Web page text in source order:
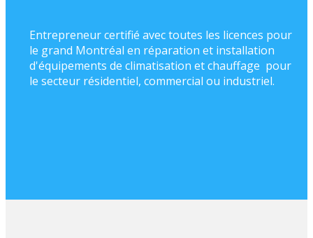
Entrepreneur certifié avec toutes les licences pour
le grand Montréal en réparation et installation
d'équipements de climatisation et chauffage pour
le secteur résidentiel, commercial ou industriel.